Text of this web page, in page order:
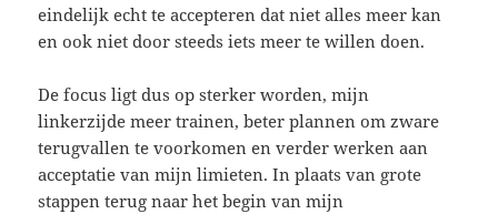
eindelijk echt te accepteren dat niet alles meer kan
en ook niet door steeds iets meer te willen doen.
De focus ligt dus op sterker worden, mijn
linkerzijde meer trainen, beter plannen om zware
terugvallen te voorkomen en verder werken aan
acceptatie van mijn limieten. In plaats van grote
stappen terug naar het begin van mijn